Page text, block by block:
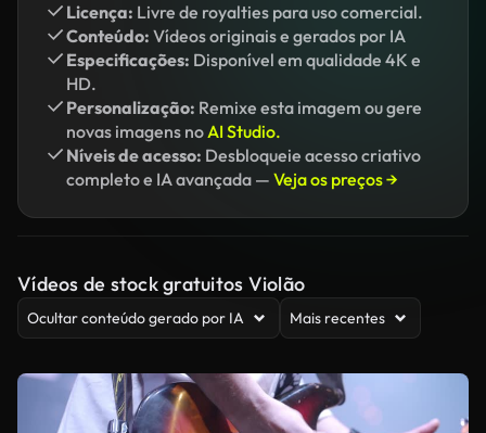
Licença: Livre de royalties para uso comercial.
Conteúdo: Vídeos originais e gerados por IA
Especificações: Disponível em qualidade 4K e
HD.
Personalização: Remixe esta imagem ou gere
novas imagens noAI Studio.
Níveis de acesso: Desbloqueie acesso criativo
completo e IA avançada — Veja os preços →
Vídeos de stock gratuitos Violão
Ocultar conteúdo gerado por IA Mais recentes